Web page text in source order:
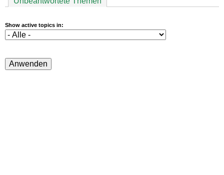
Show active topics in: